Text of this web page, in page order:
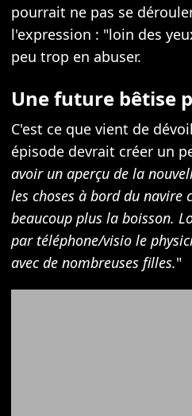
pourrait ne pas se
l'expression : "loin des
peu trop en abuser.
Une future bêtise
C'est ce que vient de
épisode devrait créer un
avoir un aperçu de la
les choses à bord du navire
beaucoup plus la boisson.
par téléphone/visio le
avec de nombreuses filles."